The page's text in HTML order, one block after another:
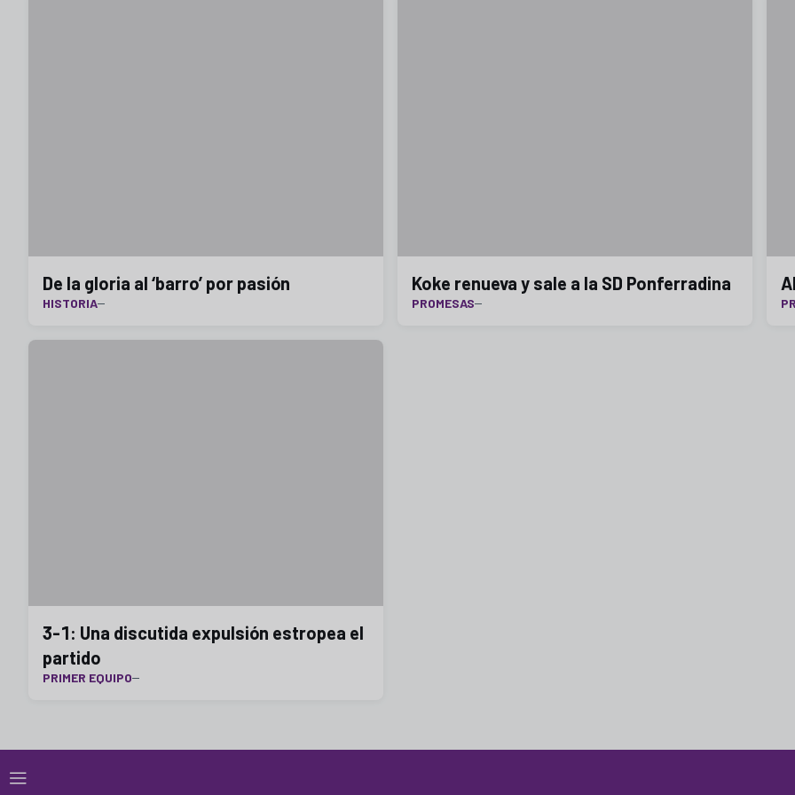
De la gloria al ‘barro’ por pasión
HISTORIA
Koke renueva y sale a la SD Ponferradina
PROMESAS
3-1: Una discutida expulsión estropea el
partido
PRIMER EQUIPO